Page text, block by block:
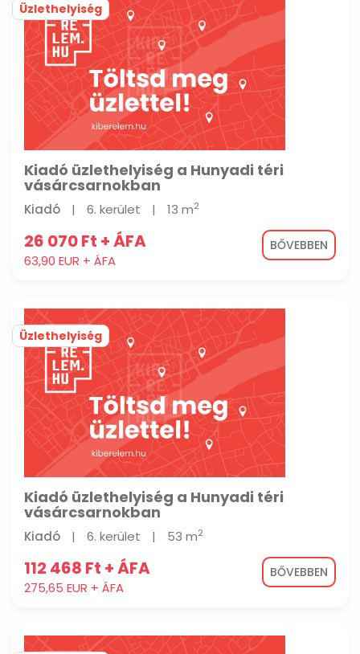
Üzlethelyiség
Kiadó üzlethelyiség a Hunyadi téri
vásárcsarnokban
Kiadó | 6. kerület | 13 m2
26 070 Ft + ÁFA
63,90 EUR + ÁFA
BŐVEBBEN
Üzlethelyiség
Kiadó üzlethelyiség a Hunyadi téri
vásárcsarnokban
Kiadó | 6. kerület | 53 m2
112 468 Ft + ÁFA
275,65 EUR + ÁFA
BŐVEBBEN